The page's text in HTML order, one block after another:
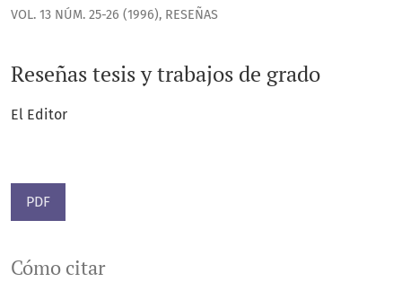
VOL. 13 NÚM. 25-26 (1996), RESEÑAS
Reseñas tesis y trabajos de grado
El Editor
PDF
Cómo citar